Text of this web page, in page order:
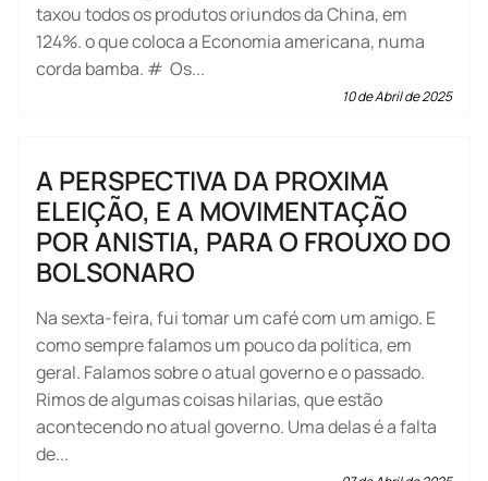
taxou todos os produtos oriundos da China, em
124%. o que coloca a Economia americana, numa
corda bamba. # Os...
10 de Abril de 2025
A PERSPECTIVA DA PROXIMA
ELEIÇÃO, E A MOVIMENTAÇÃO
POR ANISTIA, PARA O FROUXO DO
BOLSONARO
Na sexta-feira, fui tomar um café com um amigo. E
como sempre falamos um pouco da política, em
geral. Falamos sobre o atual governo e o passado.
Rimos de algumas coisas hilarias, que estão
acontecendo no atual governo. Uma delas é a falta
de...